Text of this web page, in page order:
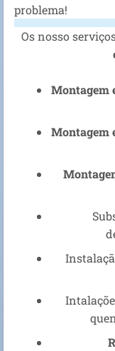
problema!
Os nosso
Montagem
Montagem